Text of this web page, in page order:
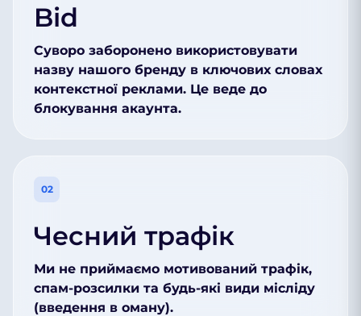
Bid
Суворо заборонено використовувати
назву нашого бренду в ключових словах
контекстної реклами. Це веде до
блокування акаунта.
02
Чесний трафік
Ми не приймаємо мотивований трафік,
спам-розсилки та будь-які види місліду
(введення в оману).